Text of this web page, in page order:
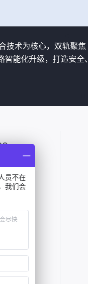
技术为核心，双轨聚
智能化升级，打造安全
员不在
我们会